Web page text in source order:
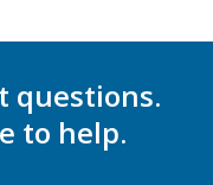
questions.
to help.